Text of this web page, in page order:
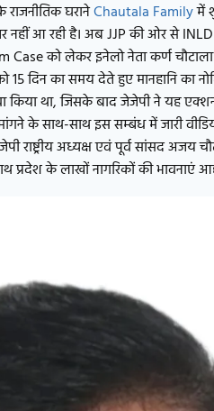
घरानेChautala Familyमें
नहीं आ रही है। अब JJP की ओर से
को लेकर इनेलो नेता कर्ण चौटाला
15 दिन का समय देते हुए मानहानि
था, जिसके बाद जेजेपी ने यह
के साथ-साथ इस सम्बंध में जारी
राष्ट्रीय अध्यक्ष एवं पूर्व सांसद अजय
के लाखों नागरिकों की भावनाएं